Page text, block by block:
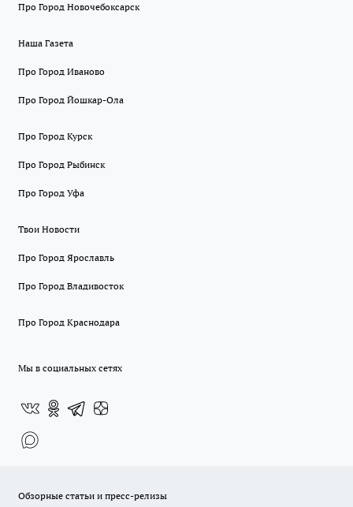
Про Город Новочебоксарск
Наша Газета
Про Город Иваново
Про Город Йошкар-Ола
Про Город Курск
Про Город Рыбинск
Про Город Уфа
Твои Новости
Про Город Ярославль
Про Город Владивосток
Про Город Краснодара
Мы в социальных сетях
Обзорные статьи и пресс-релизы